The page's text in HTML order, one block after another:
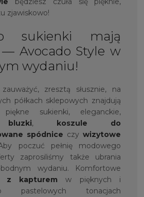
zjawiskowo!
sukienki mają
— Avocado Style w
wydaniu!
zresztą słusznie, na
półkach sklepowych znajdują
sukienki, eleganckie,
, koszule do
spódnice czywizytowe
poczuć pełnię modowego
zaprosiliśmy także ubrania
wydaniu. Komfortowe
z kapturem w pięknych i
pastelowych tonacjach